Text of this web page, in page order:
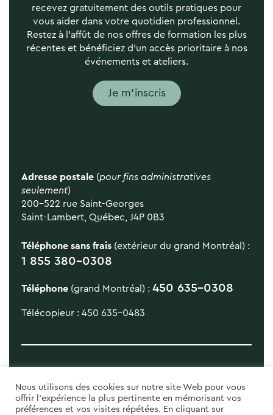
Adresse postale (pour fins administratives
seulement)
200-522 rue Saint-Georges
Saint-Lambert, Québec, J4P 0B3
Téléphone sans frais (extérieur du grand Montréal) :
1 855 380-0308
Téléphone (grand Montréal) : 450 635-0308
Télécopieur : 450 635-0483
recevez gratuitement des outils pratiques pour
vous aider dans votre quotidien professionnel.
Restez à l'affût de nos offres de formation les plus
récentes et bénéficiez d'un accès prioritaire à nos
événements et ateliers.
Je m'inscris
Nous utilisons des cookies sur notre site Web pour vous
offrir l'expérience la plus pertinente en mémorisant vos
préférences et vos visites répétées. En cliquant sur